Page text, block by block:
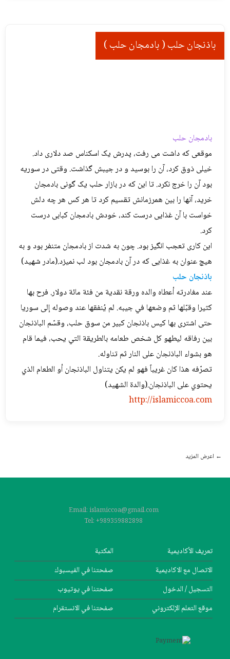
باذنجان حلب ( بادمجان حلب )
بادمجان حلب
موقعی که داشت می رفت، پدرش یک اسکناس صد دلاری داد.
خیلی ذوق کرد، آن را بوسید و در جیبش گذاشت. وقتی در سوریه
بود آن را خرج نکرد. تا این که در بازار حلب یک گونی بادمجان
خرید، آنها را بین همرزمانش تقسیم کرد تا هر کس هر چه دلش
خواست با آن غذایی درست کند، خودش بادمجان کبابی درست
کرد.
این کاری تعجب انگیز بود. چون به شدت از بادمجان متنفر بود و به
هیچ عنوان به غذایی که در آن بادمجان بود لب نمیزد.(مادر شهید)
باذنجان حلب
عند مغادرته أعطاه والده ورقة نقدية من فئة مائة دولار. فرح بها
كثيرا وقبّلها ثم وضعها في جيبه. لم يُنفقها عند وصوله إلى سوريا
حتى اشترى بها كيس باذنجان كبير من سوق حلب، وقسّم الباذنجان
بين رفاقه ليطهو كل شخص طعامه بالطريقة التي يحب، فيما قام
هو بشواء الباذنجان على النار ثم تناوله.
تصرّفه هذا كان غريباً فهو لم يكن يتناول الباذنجان أو الطعام الذي
يحتوي على الباذنجان.(والدة الشهيد)
http://islamiccoa.com
Post navigation
← اعرض المزيد
Email: islamiccoa@gmail.com
Tel: +989359882898
تعریف الأکادیمیة
الاتصال مع الاکادیمیة
التسجیل / الدخول
موقع التعلم الإلکتروني
المکتبة
صفحتنا في الفيسبوك
صفحتنا في یوتیوب
صفحتنا في الانستقرام